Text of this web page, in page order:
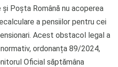
Poșta Română nu acoperea
a pensiilor pentru cei
Acest obstacol legal a
ordonanța 89/2024,
Oficial săptămâna